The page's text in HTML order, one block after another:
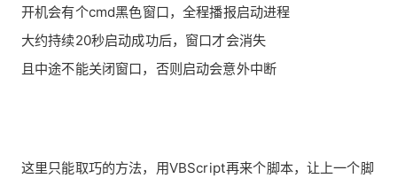
开机会有个cmd黑色窗口，全程播报启动进程
大约持续20秒启动成功后，窗口才会消失
且中途不能关闭窗口，否则启动会意外中断
这里只能取巧的方法，用VBScript再来个脚本，让上一个脚